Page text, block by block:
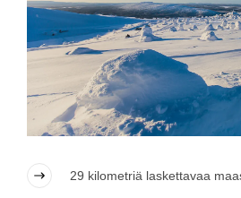
29 kilometriä laskettavaa